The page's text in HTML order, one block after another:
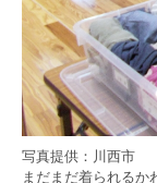
写真提供：川西市
まだまだ着られるか